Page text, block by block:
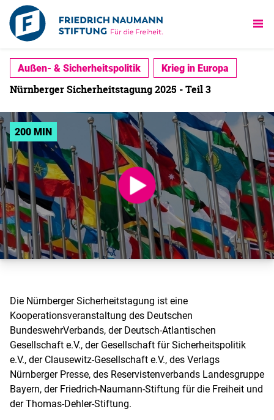
Außen- & Sicherheitspolitik Krieg in Europa
Nürnberger Sicherheitstagung 2025 - Teil 3
200 MIN
Die Nürnberger Sicherheitstagung ist eine
Kooperationsveranstaltung des Deutschen
BundeswehrVerbands, der Deutsch-Atlantischen
Gesellschaft e.V., der Gesellschaft für Sicherheitspolitik
e.V., der Clausewitz-Gesellschaft e.V., des Verlags
Nürnberger Presse, des Reservistenverbands Landesgruppe
Bayern, der Friedrich-Naumann-Stiftung für die Freiheit und
der Thomas-Dehler-Stiftung.